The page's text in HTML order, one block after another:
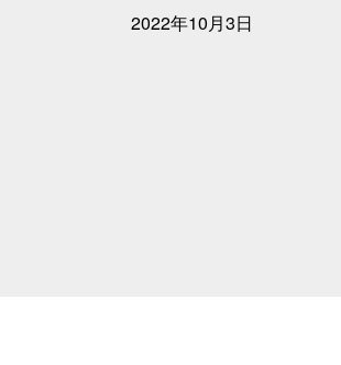
2022年10月3日